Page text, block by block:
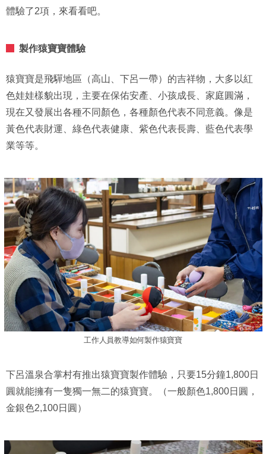
體驗了2項，來看看吧。
製作猿寶寶體驗
猿寶寶是飛驒地區（高山、下呂一帶）的吉祥物，大多以紅
色娃娃樣貌出現，主要在保佑安產、小孩成長、家庭圓滿，
現在又發展出各種不同顏色，各種顏色代表不同意義。像是
黃色代表財運、綠色代表健康、紫色代表長壽、藍色代表學
業等等。
工作人員教導如何製作猿寶寶
下呂溫泉合掌村有推出猿寶寶製作體驗，只要15分鐘1,800日
圓就能擁有一隻獨一無二的猿寶寶。（一般顏色1,800日圓，
金銀色2,100日圓）